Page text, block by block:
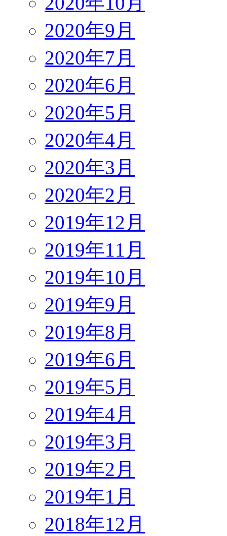
2020年9月
2020年7月
2020年6月
2020年5月
2020年4月
2020年3月
2020年2月
2019年12月
2019年11月
2019年10月
2019年9月
2019年8月
2019年6月
2019年5月
2019年4月
2019年3月
2019年2月
2019年1月
2018年12月